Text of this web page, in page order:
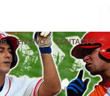
EN VIVO CONTACTO